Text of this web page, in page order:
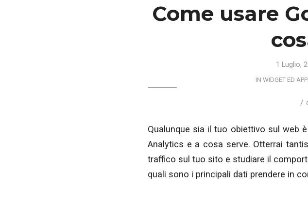
Come usare
1 Luglio,
IN WIDGET ED
/
Qualunque sia il tuo obiettivo sul web
Analytics e a cosa serve. Otterrai
traffico sul tuo sito e studiare il
quali sono i principali dati prendere in